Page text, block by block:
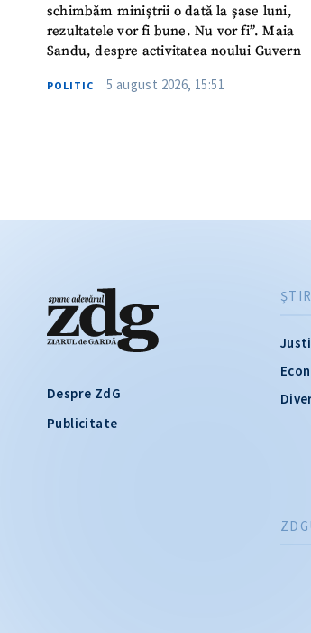
schimbăm miniștrii o dată la șase luni,
rezultatele vor fi bune. Nu vor fi”. Maia
Sandu, despre activitatea noului Guvern
POLITIC 5 august 2026, 15:51
Despre ZdG
Publicitate